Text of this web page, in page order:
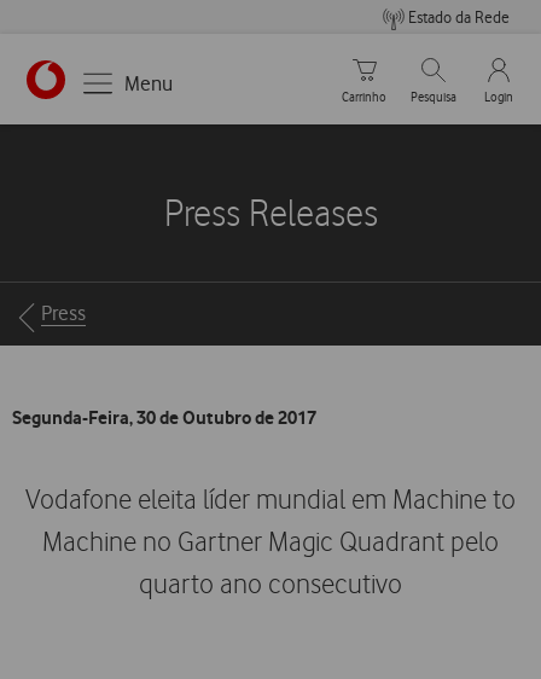
Estado da Rede
https://www.vodafone.pt
Menu
Carrinho de compras
Carrinho
Pesquisar
Pesquisa
My
Login
Press Releases
Breadcrumbs
Press
Segunda-Feira, 30 de Outubro de 2017
Vodafone eleita líder mundial em Machine to
Machine no Gartner Magic Quadrant pelo
quarto ano consecutivo